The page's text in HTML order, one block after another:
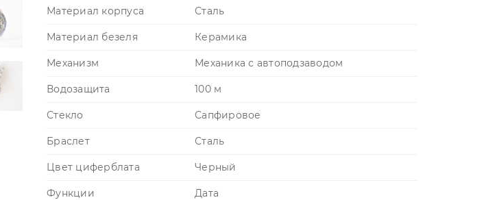
Материал корпуса Сталь
Материал безеля Керамика
Механизм Механика с автоподзаводом
Водозащита 100 м
Стекло Сапфировое
Браслет Сталь
Цвет циферблата Черный
Функции Дата